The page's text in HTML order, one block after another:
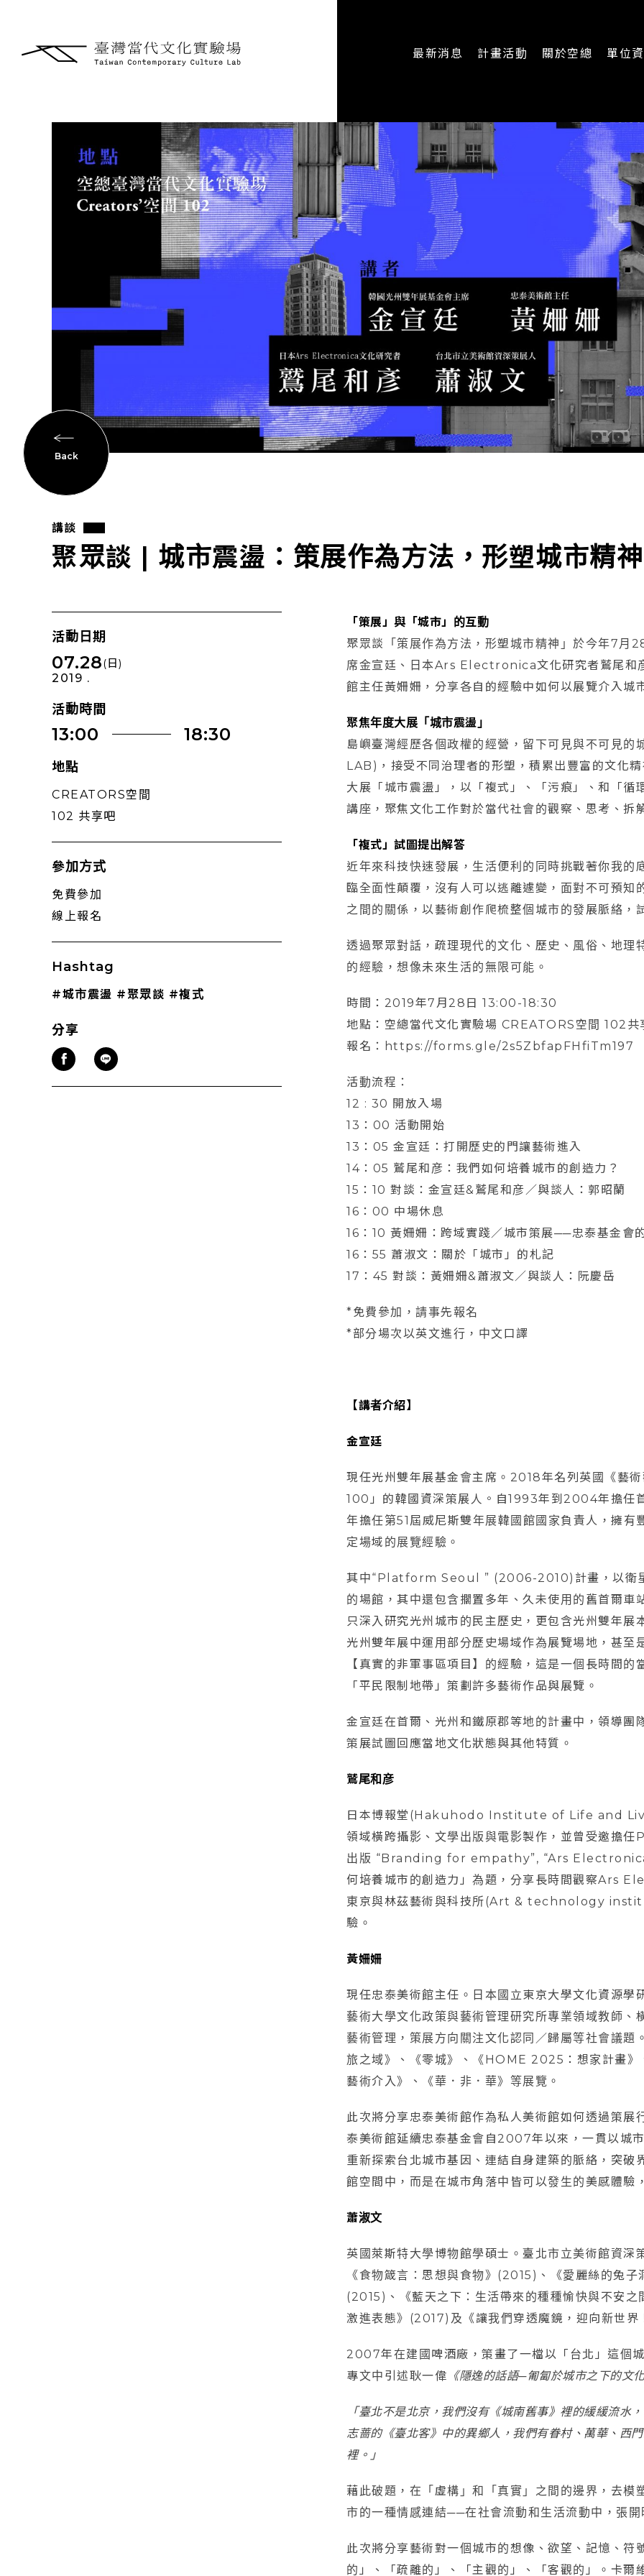
最新消息
即時新聞
計畫活動
主題計畫
CREATORS
關於空總
組織架構
公開資訊
認識執行長
場地申請
單位
Back
講談
聚眾談 | 城市震盪：策展作為方法，形塑城市精神
活動日期
07.28(日)
2019 .
活動時間
13:00 18:30
地點
CREATORS空間
102 共享吧
參加方式
免費參加
線上報名
Hashtag
#城市震盪 #聚眾談 #複式
分享
「策展」與「城市」的互動
聚眾談「策展作為方法，形塑城市精神」於今年7月
席金宣廷、日本Ars Electronica文化研究者鷲尾和
館主任黃姍姍，分享各自的經驗中如何以展覽介入城
聚焦年度大展「城市震盪」
島嶼臺灣經歷各個政權的經營，留下可見與不可見
LAB)，接受不同治理者的形塑，積累出豐富的文化
大展「城市震盪」，以「複式」、「污痕」、和「循
講座，聚焦文化工作對於當代社會的觀察、思考、拆
「複式」試圖提出解答
近年來科技快速發展，生活便利的同時挑戰著你我
臨全面性顛覆，沒有人可以逃離遽變，面對不可預
之間的關係，以藝術創作爬梳整個城市的發展脈絡，
透過聚眾對話，疏理現代的文化、歷史、風俗、地
的經驗，想像未來生活的無限可能。
時間：2019年7月28日 13:00-18:30
地點：空總當代文化實驗場 CREATORS空間 102共
報名：https://forms.gle/2s5ZbfapFHfiTm197
活動流程：
12 : 30 開放入場
13：00 活動開始
13：05 金宣廷：打開歷史的門讓藝術進入
14：05 鷲尾和彦：我們如何培養城市的創造力？
15：10 對談：金宣廷&鷲尾和彦／與談人：郭昭蘭
16：00 中場休息
16：10 黃姍姍：跨域實踐／城市策展──忠泰基金會
16：55 蕭淑文：關於「城市」的札記
17：45 對談：黃姍姍&蕭淑文／與談人：阮慶岳
*免費參加，請事先報名
*部分場次以英文進行，中文口譯
【講者介紹】
金宣廷
現任光州雙年展基金會主席。2018年名列英國《
100」的韓國資深策展人。自1993年到2004年擔
年擔任第51屆威尼斯雙年展韓國館國家負責人，擁
定場域的展覽經驗。
其中“Platform Seoul ” (2006-2010)計畫，以衛星
的場館，其中還包含擱置多年、久未使用的舊首爾
只深入研究光州城市的民主歷史，更包含光州雙年
光州雙年展中運用部分歷史場域作為展覽場地，甚
【真實的非軍事區項目】的經驗，這是一個長時間
「平民限制地帶」策劃許多藝術作品與展覽。
金宣廷在首爾、光州和鐵原郡等地的計畫中，領導團
策展試圖回應當地文化狀態與其他特質。
鷲尾和彦
日本博報堂(Hakuhodo Institute of Life and
領域橫跨攝影、文學出版與電影製作，並曾受邀
出版 “Branding for empathy”, “Ars
何培養城市的創造力」為題，分享長時間觀察Ars
東京與林茲藝術與科技所(Art & technology
驗。
黃姍姍
現任忠泰美術館主任。日本國立東京大學文化資源
藝術大學文化政策與藝術管理研究所專業領域教師、
藝術管理，策展方向關注文化認同／歸屬等社會議
旅之域》、《零城》、《HOME 2025：想家計畫》
藝術介入》、《華．非．華》等展覽。
此次將分享忠泰美術館作為私人美術館如何透過策
泰美術館延續忠泰基金會自2007年以來，一貫以城
重新探索台北城市基因、連結自身建築的脈絡，突
館空間中，而是在城市角落中皆可以發生的美感體驗
蕭淑文
英國萊斯特大學博物館學碩士。臺北市立美術館資
《食物箴言：思想與食物》(2015)、《愛麗絲的兔子
(2015)、《藍天之下：生活帶來的種種愉快與不安
激進表態》(2017)及《讓我們穿透魔鏡，迎向新世
2007年在建國啤酒廠，策畫了一檔以「台北」這個
專文中引述耿一偉 《隱逸的話語─匍匐於城市之下的文
「臺北不是北京，我們沒有《城南舊事》裡的緩緩流水
志蔷的《臺北客》中的異鄉人，我們有眷村、萬華、西
裡。」
藉此破題，在「虛構」和「真實」之間的邊界，去
市的一種情感連結──在社會流動和生活流動中，張開
此次將分享藝術對一個城市的想像、欲望、記憶、
的」、「疏離的」、「主觀的」、「客觀的」。卡爾